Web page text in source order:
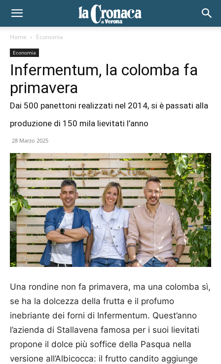
Home Economia
Economia
Infermentum, la colomba fa
primavera
Dai 500 panettoni realizzati nel 2014, si è passati alla
produzione di 150 mila lievitati l’anno
28 Marzo 2025
Una rondine non fa primavera, ma una colomba sì,
se ha la dolcezza della frutta e il profumo
inebriante dei forni di Infermentum. Quest’anno
l’azienda di Stallavena famosa per i suoi lievitati
propone il dolce più soffice della Pasqua nella
versione all’Albicocca: il frutto candito aggiunge